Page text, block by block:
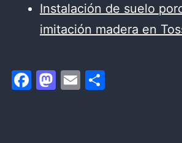
Instalación de suelo
imitación madera en
Facebook
Mastodon
Email